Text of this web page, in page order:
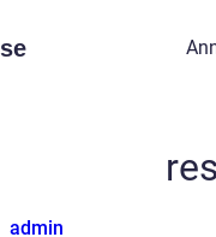
se
admin